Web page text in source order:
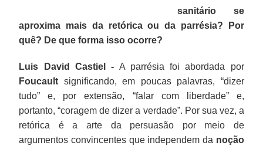
sanitário se
aproxima mais da retórica ou da parrésia? Por
quê? De que forma isso ocorre?
Luis David Castiel - A parrésia foi abordada por
Foucault significando, em poucas palavras, “dizer
tudo” e, por extensão, “falar com liberdade” e,
portanto, “coragem de dizer a verdade”. Por sua vez, a
retórica é a arte da persuasão por meio de
argumentos convincentes que independem da noção